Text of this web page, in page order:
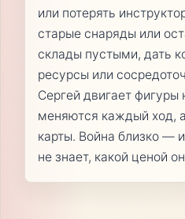
или потерять
старые снаряды или
склады пустыми, дать
ресурсы или
Сергей двигает фигуры
меняются каждый ход,
карты. Война близко —
не знает, какой ценой